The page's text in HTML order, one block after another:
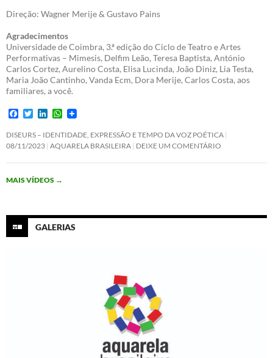
Direção: Wagner Merije & Gustavo Pains
Agradecimentos
Universidade de Coimbra, 3.ª edição do Ciclo de Teatro e Artes
Performativas – Mimesis, Delfim Leão, Teresa Baptista, António
Carlos Cortez, Aurelino Costa, Elisa Lucinda, João Diniz, Lia Testa,
Maria João Cantinho, Vanda Ecm, Dora Merije, Carlos Costa, aos
familiares, a você.
F
c
e
b
o
k
T
i
t
t
e
n
k
e
d
n
W
a
t
s
A
DISEURS – IDENTIDADE, EXPRESSÃO E TEMPO DA VOZ POÉTICA
08/11/2023 AQUARELA BRASILEIRA DEIXE UM COMENTÁRIO
MAIS VÍDEOS →
GALERIAS